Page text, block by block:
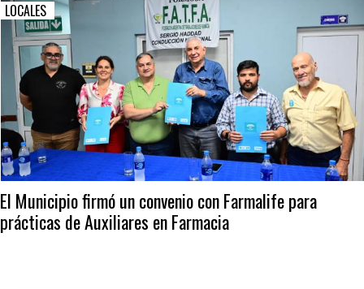
LOCALES
El Municipio firmó un convenio con Farmalife para
prácticas de Auxiliares en Farmacia